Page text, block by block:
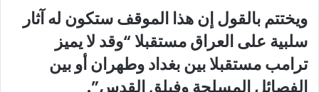
ويختتم بالقول إن هذا الموقف ستكون له آثار
سلبية على العراق مستقبلا “وقد لا يميز
ترامب مستقبلا بين بغداد وطهران أو بين
الفصائل المسلحة وفيلق القدس”.